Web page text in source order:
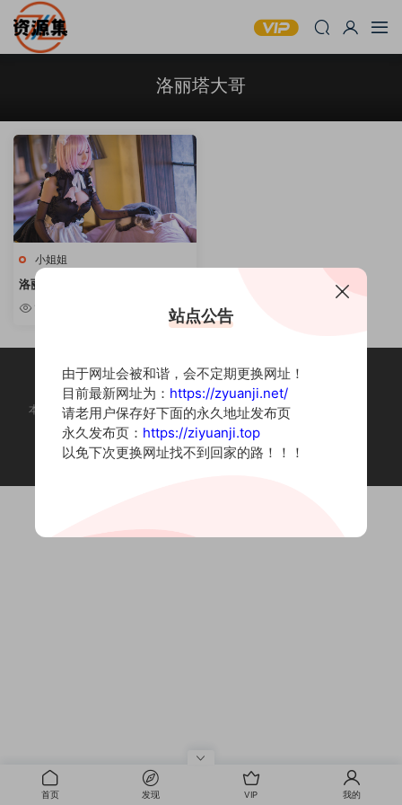
洛丽塔大哥
小姐姐
洛丽塔大哥 – 18套cos合集 [持续
更新]
本站为摄影写真图片网站，内容来自网络收集整理，仅作个人学习使用。
如有违法内容请联系删除
Copyright © 2022 资源集
首页 发现 VIP 我的
站点公告
由于网址会被和谐，会不定期更换网址！
目前最新网址为： https://zyuanji.net/
请老用户保存好下面的永久地址发布页
永久发布页： https://ziyuanji.top
以免下次更换网址找不到回家的路！！！